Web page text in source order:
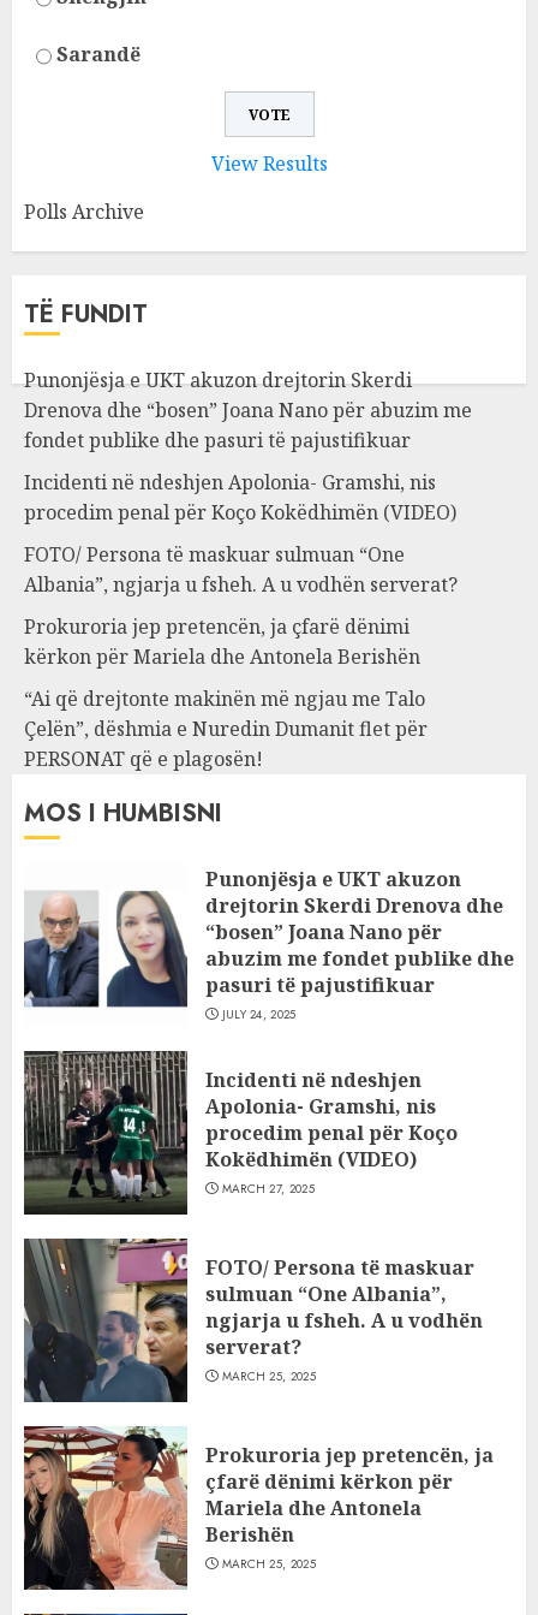
Sarandë
View Results
Polls Archive
TË FUNDIT
Punonjësja e UKT akuzon drejtorin Skerdi
Drenova dhe “bosen” Joana Nano për abuzim me
fondet publike dhe pasuri të pajustifikuar
Incidenti në ndeshjen Apolonia- Gramshi, nis
procedim penal për Koço Kokëdhimën (VIDEO)
FOTO/ Persona të maskuar sulmuan “One
Albania”, ngjarja u fsheh. A u vodhën serverat?
Prokuroria jep pretencën, ja çfarë dënimi
kërkon për Mariela dhe Antonela Berishën
“Ai që drejtonte makinën më ngjau me Talo
Çelën”, dëshmia e Nuredin Dumanit flet për
PERSONAT që e plagosën!
MOS I HUMBISNI
Punonjësja e UKT akuzon
drejtorin Skerdi Drenova dhe
“bosen” Joana Nano për
abuzim me fondet publike dhe
pasuri të pajustifikuar
JULY 24, 2025
Incidenti në ndeshjen
Apolonia- Gramshi, nis
procedim penal për Koço
Kokëdhimën (VIDEO)
MARCH 27, 2025
FOTO/ Persona të maskuar
sulmuan “One Albania”,
ngjarja u fsheh. A u vodhën
serverat?
MARCH 25, 2025
Prokuroria jep pretencën, ja
çfarë dënimi kërkon për
Mariela dhe Antonela
Berishën
MARCH 25, 2025